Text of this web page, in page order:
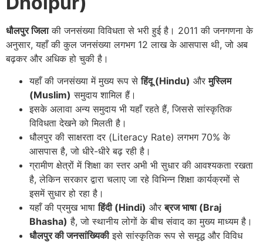
धौलपुर जिलाकी जनसंख्या विविधता से भरी हुई है। 2011 की जनगणना के
अनुसार, यहाँ की कुल जनसंख्या लगभग 12 लाख के आसपास थी, जो अब
बढ़कर और अधिक हो चुकी है।
यहाँ की जनसंख्या में मुख्य रूप सेहिंदू (Hindu) औरमुस्लिम
(Muslim) समुदाय शामिल हैं।
इसके अलावा अन्य समुदाय भी यहाँ रहते हैं, जिससे सांस्कृतिक
विविधता देखने को मिलती है।
धौलपुर की साक्षरता दर (Literacy Rate) लगभग 70% के
आसपास है, जो धीरे-धीरे बढ़ रही है।
ग्रामीण क्षेत्रों में शिक्षा का स्तर अभी भी सुधार की आवश्यकता रखता
है, लेकिन सरकार द्वारा चलाए जा रहे विभिन्न शिक्षा कार्यक्रमों से
इसमें सुधार हो रहा है।
यहाँ की प्रमुख भाषाहिंदी (Hindi) औरब्रज भाषा (Braj
Bhasha) है, जो स्थानीय लोगों के बीच संवाद का मुख्य माध्यम है।
धौलपुर की जनसांख्यिकीइसे सांस्कृतिक रूप से समृद्ध और विविध